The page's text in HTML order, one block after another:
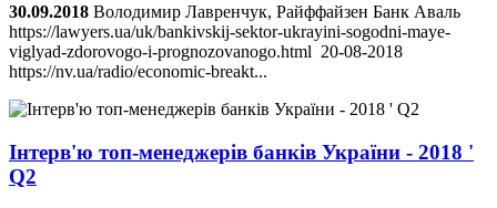
30.09.2018 Володимир Лавренчук, Райффайзен Банк Аваль
https://lawyers.ua/uk/bankivskij-sektor-ukrayini-sogodni-maye-
viglyad-zdorovogo-i-prognozovanogo.html 20-08-2018
https://nv.ua/radio/economic-breakt...
Інтерв'ю топ-менеджерів банків України - 2018 '
Q2